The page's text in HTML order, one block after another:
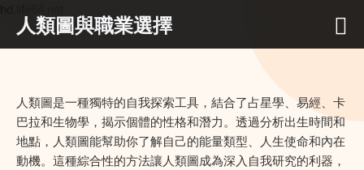
人類圖與職業選擇
人類圖是一種獨特的自我探索工具，結合了占星學、易經、卡
巴拉和生物學，揭示個體的性格和潛力。透過分析出生時間和
地點，人類圖能幫助你了解自己的能量類型、人生使命和內在
動機。這種綜合性的方法讓人類圖成為深入自我研究的利器，